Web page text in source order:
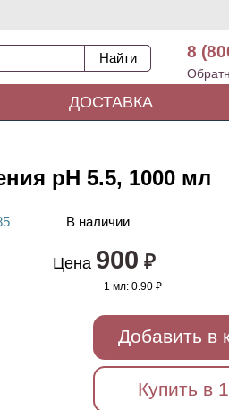
8
ДОСТАВКА
pH 5.5, 1000 мл
В наличии
Цена 900 ₽
1 мл: 0.90 ₽
Добавить в
Купить в